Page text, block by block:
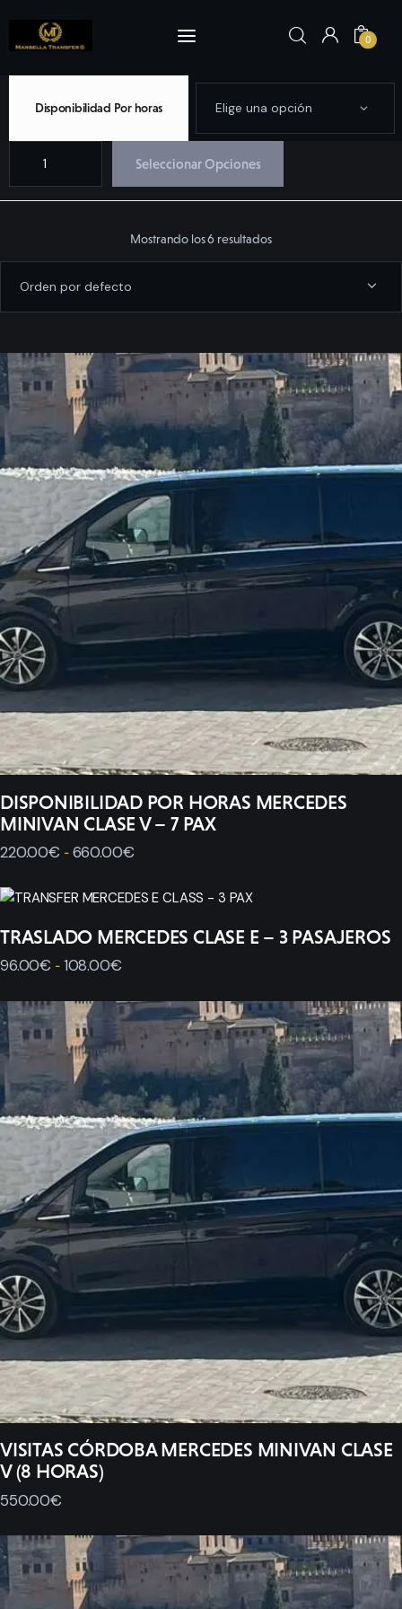
0
Marbella
Nosotros
Flota
Yates
Galeria
Videos
Contacto
Disponibilidad Por horas
Seleccionar Opciones
Mostrando los 6 resultados
DISPONIBILIDAD POR HORAS MERCEDES
MINIVAN CLASE V – 7 PAX
220.00€ - 660.00€
TRASLADO MERCEDES CLASE E – 3 PASAJEROS
96.00€ - 108.00€
VISITAS CÓRDOBA MERCEDES MINIVAN CLASE
V (8 HORAS)
550.00€